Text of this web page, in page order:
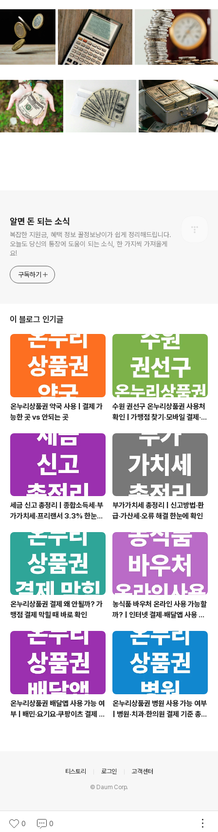
알면 돈 되는 소식
복잡한 지원금, 혜택 정보 꿀정보냥이가 쉽게 정리해드립니다.
오늘도 당신의 통장에 도움이 되는 소식, 한 가지씩 가져올게
요!
구독하기
이 블로그 인기글
온누리상품권 약국 사용 | 결제 가
능한 곳 vs 안되는 곳
수원 권선구 온누리상품권 사용처
확인 | 가맹점 찾기·모바일 결제·할
세금 신고 총정리 | 종합소득세·부
가가치세·프리랜서 3.3% 한눈에
부가가치세 총정리 | 신고방법·환
급·가산세·오류 해결 한눈에 확인
온누리상품권 결제 왜 안될까? 가
맹점 결제 막힐 때 바로 확인
농식품 바우처 온라인 사용 가능할
까? | 인터넷 결제·배달앱 사용 여
온누리상품권 배달앱 사용 가능 여
부 | 배민·요기요·쿠팡이츠 결제 가
온누리상품권 병원 사용 가능 여부
| 병원·치과·한의원 결제 기준 총정
0 0
티스토리 로그인 고객센터
© Daum Corp.